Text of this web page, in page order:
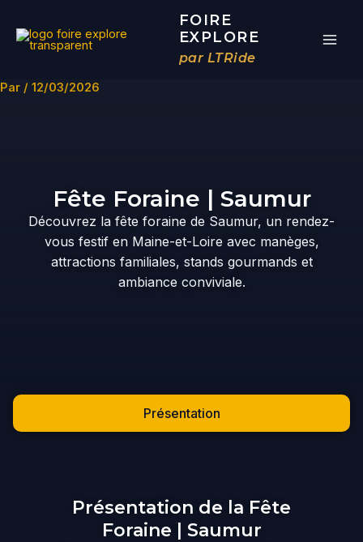
contenu
FOIRE
EXPLORE
par LTRide
Par / 12/03/2026
Fête Foraine | Saumur
Découvrez la fête foraine de Saumur, un rendez-
vous festif en Maine-et-Loire avec manèges,
attractions familiales, stands gourmands et
ambiance conviviale.
Présentation
Présentation de la Fête
Foraine | Saumur​